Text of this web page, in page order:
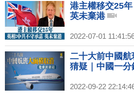
港主權移交25
英未棄港
2022-07-01
二十大前中國
猜疑｜中國一分
2022-09-22